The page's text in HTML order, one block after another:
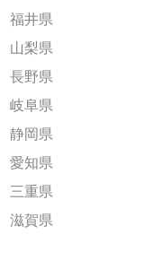
福井県
山梨県
長野県
岐阜県
静岡県
愛知県
三重県
滋賀県